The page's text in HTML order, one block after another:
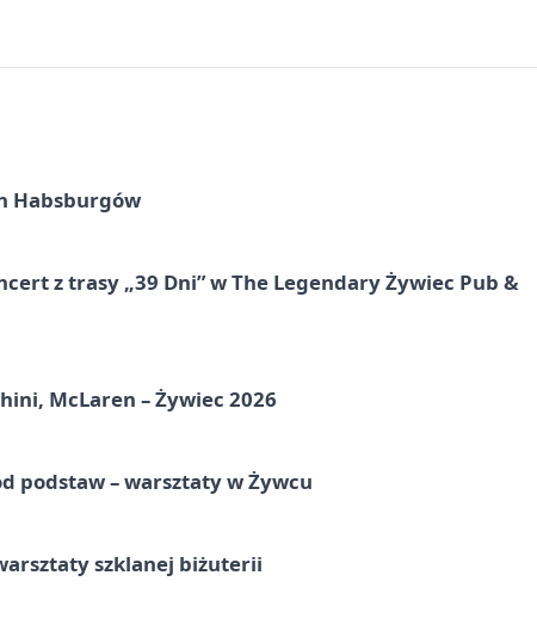
Habsburgów
z trasy „39 Dni” w The Legendary Żywiec Pub &
McLaren – Żywiec 2026
podstaw – warsztaty w Żywcu
szklanej biżuterii